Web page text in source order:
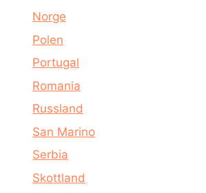
Norge
Polen
Portugal
Romania
Russland
San Marino
Serbia
Skottland